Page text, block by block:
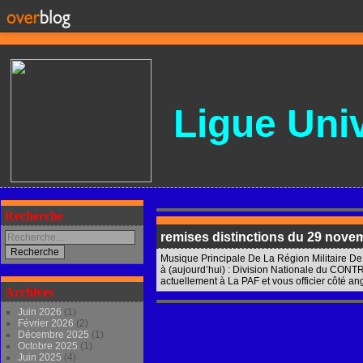
Ligue
Recherche
Archives
Juin 2026 (1)
Février 2026 (2)
Décembre 2025 (1)
Octobre 2025 (1)
Juin 2025 (4)
remises distinctions du 29
Musique Principale De La Région Militaire
à (aujourd’hui) : Division Nationale du
actuellement à La PAF et vous officier côté